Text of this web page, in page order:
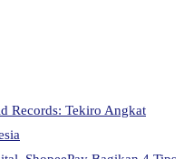
Records: Tekiro Angkat